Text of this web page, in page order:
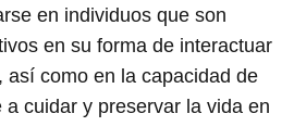
en individuos que son
en su forma de interactuar
así como en la capacidad de
cuidar y preservar la vida en